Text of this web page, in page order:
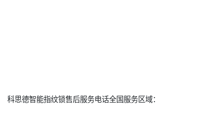
科思德智能指纹锁售后服务电话全国服务区域：